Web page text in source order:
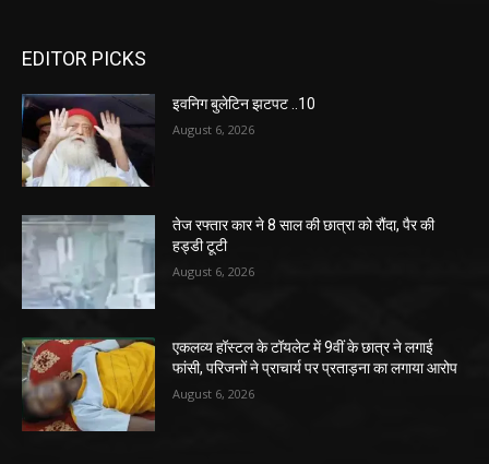
EDITOR PICKS
इवनिग बुलेटिन झटपट ..10
August 6, 2026
तेज रफ्तार कार ने 8 साल की छात्रा को रौंदा, पैर की
हड्डी टूटी
August 6, 2026
एकलव्य हॉस्टल के टॉयलेट में 9वीं के छात्र ने लगाई
फांसी, परिजनों ने प्राचार्य पर प्रताड़ना का लगाया आरोप
August 6, 2026